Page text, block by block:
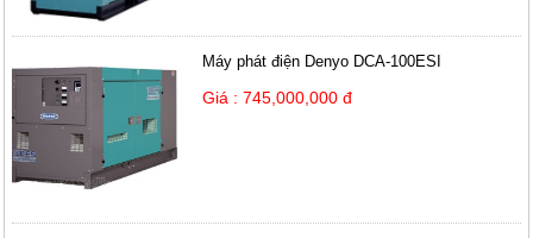
Máy phát điện Denyo DCA-100ESI
Giá : 745,000,000 đ